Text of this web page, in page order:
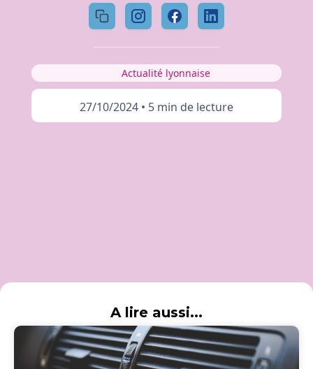
Actualité lyonnaise
27/10/2024 • 5 min de lecture
A lire aussi...